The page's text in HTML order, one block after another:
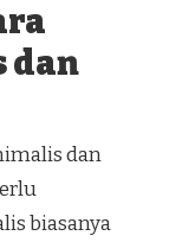
dan
dan
biasanya